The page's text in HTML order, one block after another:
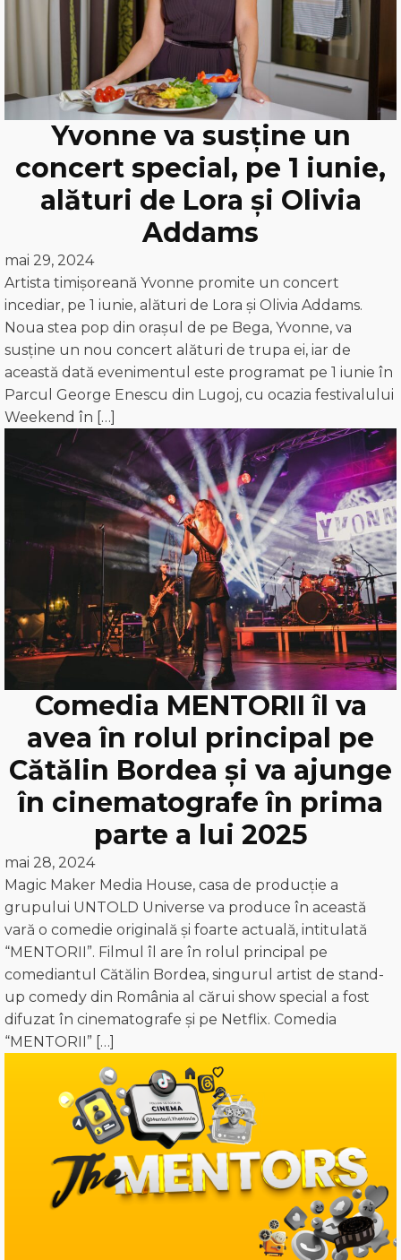
Yvonne va susține un
concert special, pe 1 iunie,
alături de Lora și Olivia
Addams
mai 29, 2024
Artista timișoreană Yvonne promite un concert
incediar, pe 1 iunie, alături de Lora și Olivia Addams.
Noua stea pop din orașul de pe Bega, Yvonne, va
susține un nou concert alături de trupa ei, iar de
această dată evenimentul este programat pe 1 iunie în
Parcul George Enescu din Lugoj, cu ocazia festivalului
Weekend în […]
Comedia MENTORII îl va
avea în rolul principal pe
Cătălin Bordea și va ajunge
în cinematografe în prima
parte a lui 2025
mai 28, 2024
Magic Maker Media House, casa de producție a
grupului UNTOLD Universe va produce în această
vară o comedie originală și foarte actuală, intitulată
“MENTORII”. Filmul îl are în rolul principal pe
comediantul Cătălin Bordea, singurul artist de stand-
up comedy din România al cărui show special a fost
difuzat în cinematografe și pe Netflix. Comedia
“MENTORII” […]